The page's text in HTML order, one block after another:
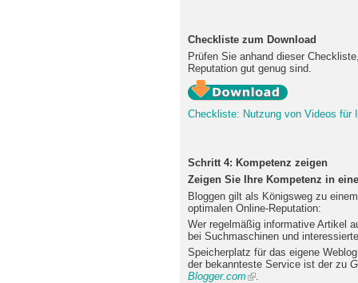
Checkliste zum Download
Prüfen Sie anhand dieser
Reputation gut genug sind.
Checkliste: Nutzung von Videos für
Schritt 4: Kompetenz zeigen
Zeigen Sie Ihre Kompetenz in
Bloggen gilt als Königsweg zu
optimalen Online-Reputation:
Wer regelmäßig informative Artikel
bei Suchmaschinen und
Speicherplatz für das eigene
der bekannteste Service ist der zu
Blogger.com